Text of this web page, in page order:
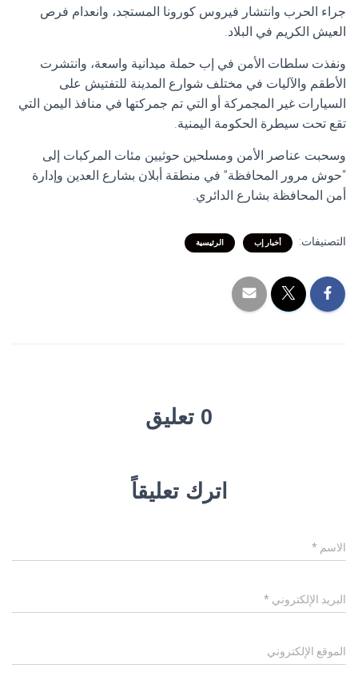
جراء الحرب وانتشار فيروس كورونا المستجد، وانعدام فرص
العيش الكريم في البلاد.
ونفذت سلطات الأمن في إب حملة ميدانية واسعة، وانتشرت
الأطقم والآليات في مختلف شوارع المدينة للتفتيش على
السيارات غير المجمركة أو التي تم جمركتها في منافذ اليمن التي
تقع تحت سيطرة الحكومة اليمنية.
وسحبت عناصر الأمن ومسلحين حوثيين مئات المركبات إلى
“حوش مرور المحافظة” في منطقة أبلان بشارع العدين وإدارة
أمن المحافظة بشارع الدائري.
التصنيفات: أخبار إب الرئيسية
0 تعليق
اترك تعليقاً
الاسم *
البريد الإلكتروني *
الموقع الإلكتروني